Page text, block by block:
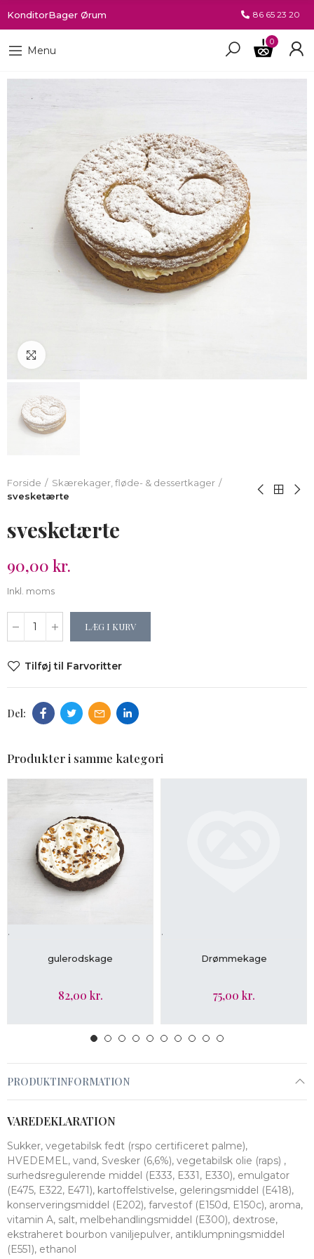
KonditorBager Ørum 86 65 23 20
Menu
0
Forside
Skærekager, fløde- & dessertkager
svesketærte
svesketærte
90,00 kr.
Inkl. moms
LÆG I KURV
Tilføj til Farvoritter
Produkter i samme kategori
LÆG I KURV
.
gulerodskage
82,00 kr.
LÆG I KURV
.
Drømmekage
75,00 kr.
PRODUKTINFORMATION
VAREDEKLARATION
Sukker, vegetabilsk fedt (rspo certificeret palme),
HVEDEMEL, vand, Svesker (6,6%), vegetabilsk olie (raps) ,
surhedsregulerende middel (E333, E331, E330), emulgator
(E475, E322, E471), kartoffelstivelse, geleringsmiddel (E418),
konserveringsmiddel (E202), farvestof (E150d, E150c), aroma,
vitamin A, salt, melbehandlingsmiddel (E300), dextrose,
ekstraheret bourbon vaniljepulver, antiklumpningsmiddel
(E551), ethanol